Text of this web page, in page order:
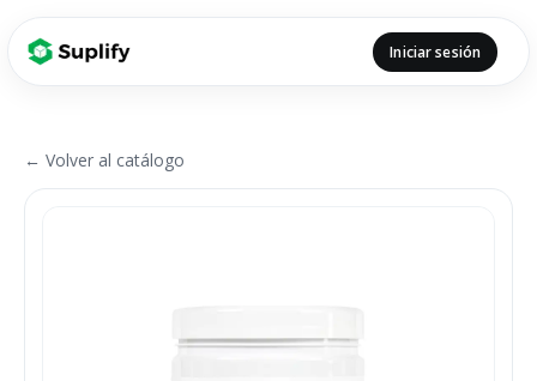
Iniciar sesión
← Volver al catálogo